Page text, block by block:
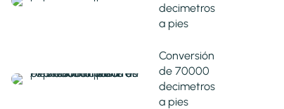
decimetros
a pies
Conversión
de 70000
decimetros
a pies